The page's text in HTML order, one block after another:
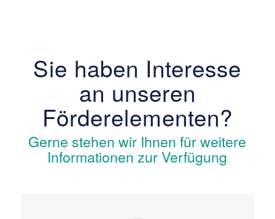
Sie haben Interesse
an unseren
Förderelementen?
Gerne stehen wir Ihnen für weitere
Informationen zur Verfügung